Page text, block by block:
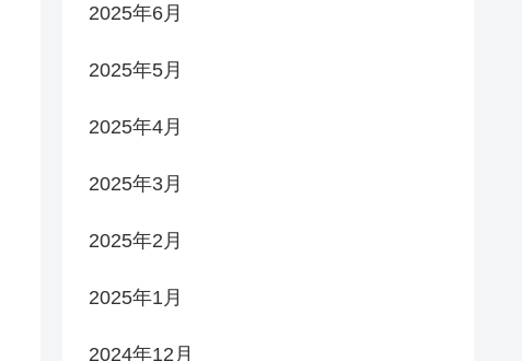
2025年6月
2025年5月
2025年4月
2025年3月
2025年2月
2025年1月
2024年12月